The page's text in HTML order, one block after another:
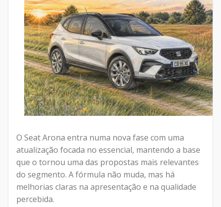
O Seat Arona entra numa nova fase com uma
atualização focada no essencial, mantendo a base
que o tornou uma das propostas mais relevantes
do segmento. A fórmula não muda, mas há
melhorias claras na apresentação e na qualidade
percebida.